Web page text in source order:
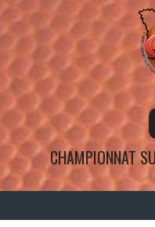
Aller
au
CHAMPIONNAT